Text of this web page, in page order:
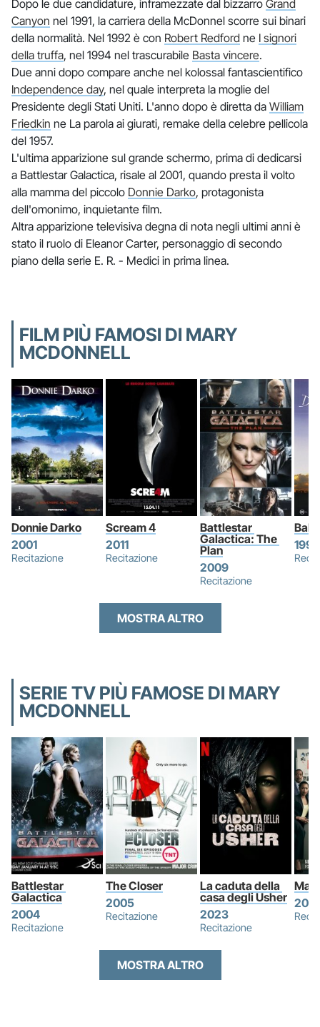
Dopo le due candidature, inframezzate dal bizzarro Grand
Canyon nel 1991, la carriera della McDonnel scorre sui binari
della normalità. Nel 1992 è con Robert Redford ne I signori
della truffa, nel 1994 nel trascurabile Basta vincere.
Due anni dopo compare anche nel kolossal fantascientifico
Independence day, nel quale interpreta la moglie del
Presidente degli Stati Uniti. L'anno dopo è diretta da William
Friedkin ne La parola ai giurati, remake della celebre pellicola
del 1957.
L'ultima apparizione sul grande schermo, prima di dedicarsi
a Battlestar Galactica, risale al 2001, quando presta il volto
alla mamma del piccolo Donnie Darko, protagonista
dell'omonimo, inquietante film.
Altra apparizione televisiva degna di nota negli ultimi anni è
stato il ruolo di Eleanor Carter, personaggio di secondo
piano della serie E. R. - Medici in prima linea.
FILM PIÙ FAMOSI DI MARY
MCDONNELL
Donnie Darko
2001
Recitazione
Scream 4
2011
Recitazione
Battlestar
Galactica: The
Plan
2009
Recitazione
1990
MOSTRA ALTRO
SERIE TV PIÙ FAMOSE DI MARY
MCDONNELL
Battlestar
Galactica
2004
Recitazione
The Closer
2005
Recitazione
La caduta della
casa degli Usher
2023
Recitazione
2012
MOSTRA ALTRO